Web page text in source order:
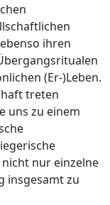
ihren
(Er-)Leben.
treten
uns zu einem
nur einzelne
insgesamt zu